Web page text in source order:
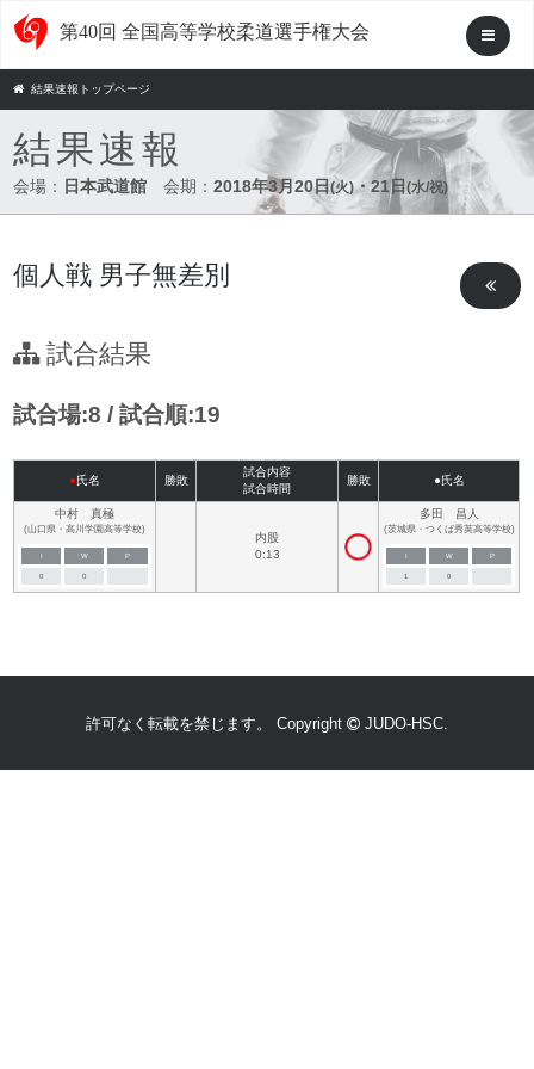
第40回 全国高等学校柔道選手権大会
結果速報トップページ
結果速報
会場： 日本武道館 会期：2018年3月20日(火)・21日(水/祝)
個人戦 男子無差別
試合結果
試合場:8 / 試合順:19
●氏名 勝敗
試合内容
試合時間
勝敗 ●氏名
中村 真極
(山口県・高川学園高等学校)
W P
0 0
内股
0:13
多田 昌人
(茨城県・つくば秀英高等学校)
W P
1 0
許可なく転載を禁じます。 Copyright JUDO-HSC.